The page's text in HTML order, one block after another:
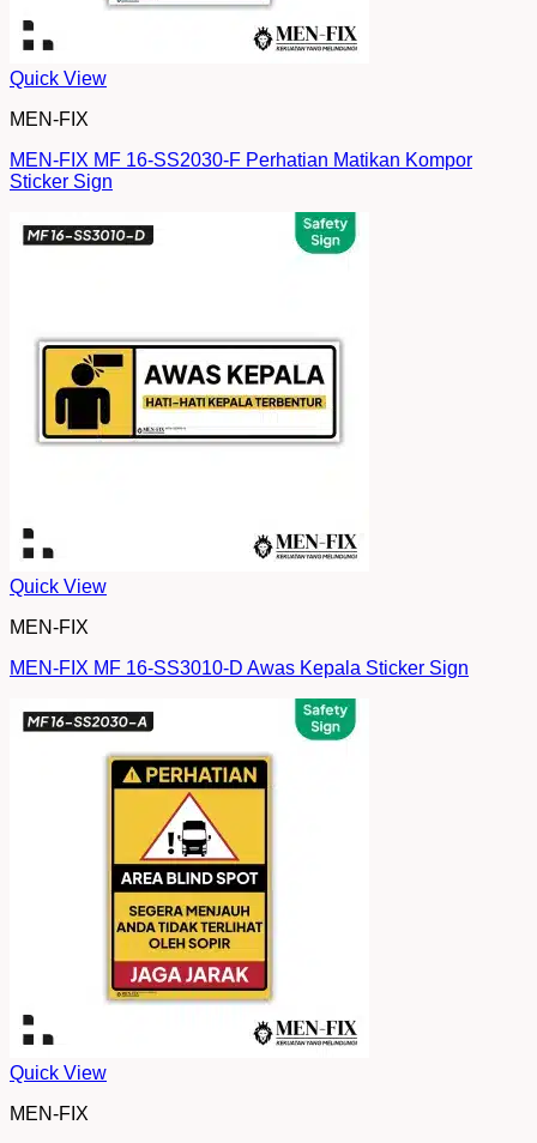
Quick View
MEN-FIX
MEN-FIX MF 16-SS2030-F Perhatian Matikan Kompor
Sticker Sign
Quick View
MEN-FIX
MEN-FIX MF 16-SS3010-D Awas Kepala Sticker Sign
Quick View
MEN-FIX